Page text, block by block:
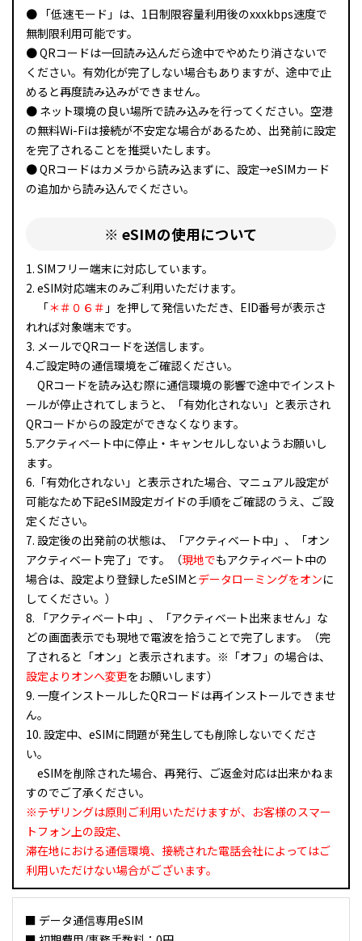
● 「低速モード」は、1日制限容量利用後のxxxkbps速度で
無制限利用可能です。
● QRコードは一回読み込んだら途中でやめたり消さないで
ください。有効化が完了しない場合もありますが、途中で止
めると再度読み込みができません。
● ネット環境の良い場所で読み込みを行ってください。空港
の無料Wi-Fiは接続が不安定な場合があるため、出発前に設定
を完了されることを推奨いたします。
● QRコードはカメラから読み込まずに、設定→eSIMカード
の追加から読み込んでください。
※ eSIMの使用について
1. SIMフリー端末に対応しています。
2. eSIM対応端末のみご利用いただけます。
「＊＃０６＃ 」を押して発信いただき、EID番号が表示さ
れれば対象端末です。
3. メールでQRコードを送信します。
4.ご設定時の通信環境をご確認ください。
QRコードを読み込む際に通信環境の影響で途中でインスト
ールが停止されてしまうと、「有効化されない」と表示され
QRコードからの設定ができなくなります。
5.アクティベート中に停止・キャンセルしないようお願いし
ます。
6.「有効化されない」と表示された場合、マニュアル設定が
可能なため下記eSIM設定ガイドの手順をご確認のうえ、ご設
定ください。
7. 設定後の出発前の状態は、「アクティベート中」、「オン
アクティベート完了」です。（現地でもアクティベート中の
場合は、設定より登録したeSIMとデータローミングをオンに
してください。）
8. 「アクティベート中」、「アクティベート出来ません」な
どの画面表示でも現地で電波を拾うことで完了します。（完
了されると「オン」と表示されます。※「オフ」の場合は、
設定よりオンへ変更をお願いします）
9. 一度インストールしたQRコードは再インストールできませ
ん。
10. 設定中、eSIMに問題が発生しても削除しないでくださ
い。
eSIMを削除された場合、再発行、ご返金対応は出来かねま
すのでご了承ください。
※テザリングは原則ご利用いただけますが、お客様のスマー
トフォン上の設定、
滞在地における通信環境、接続された電話会社によってはご
利用いただけない場合がございます。
■ データ通信専用eSIM